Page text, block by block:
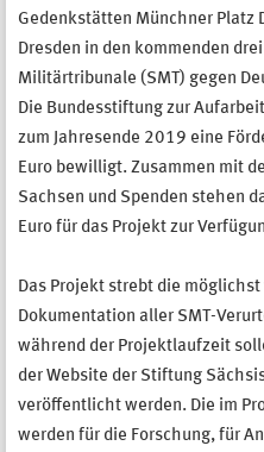
Gedenkstätten Münchner Platz
Dresden in den kommenden
Militärtribunale (SMT) gegen
Die Bundesstiftung zur
zum Jahresende 2019 eine
Euro bewilligt. Zusammen mit
Sachsen und Spenden stehen
Euro für das Projekt zur
Das Projekt strebt die
Dokumentation aller SMT-
während der Projektlaufzeit
der Website der Stiftung
veröffentlicht werden. Die im
werden für die Forschung, für